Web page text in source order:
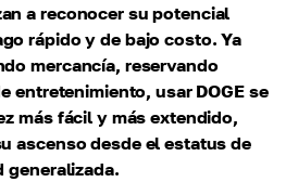
a reconocer su potencial
rápido y de bajo costo. Ya
mercancía, reservando
entretenimiento, usar DOGE se
más fácil y más extendido,
ascenso desde el estatus de
generalizada.